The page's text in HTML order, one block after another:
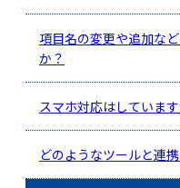
項目名の変更や追加な
か？
スマホ対応はしていま
どのようなツールと連